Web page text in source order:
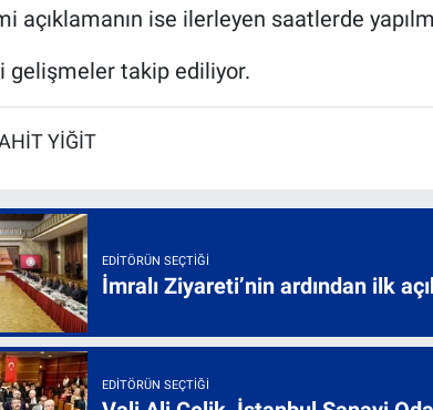
açıklamanın ise ilerleyen saatlerde
gelişmeler takip ediliyor.
YİĞİT
EDITÖRÜN SEÇTIĞI
İmralı Ziyareti’nin ardından ilk
EDITÖRÜN SEÇTIĞI